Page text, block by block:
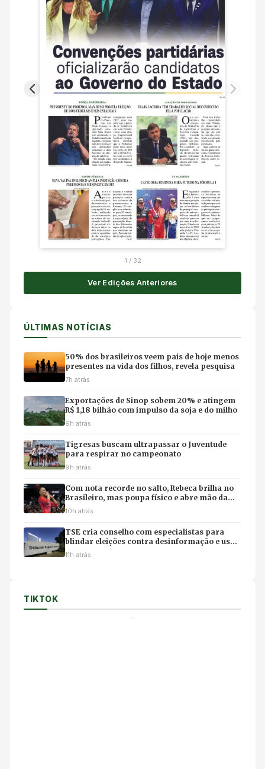
1 / 32
Ver Edições Anteriores
ÚLTIMAS NOTÍCIAS
50% dos brasileiros veem pais de hoje menos
presentes na vida dos filhos, revela pesquisa
7h atrás
Exportações de Sinop sobem 20% e atingem
R$ 1,18 bilhão com impulso da soja e do milho
9h atrás
Tigresas buscam ultrapassar o Juventude
para respirar no campeonato
9h atrás
Com nota recorde no salto, Rebeca brilha no
Brasileiro, mas poupa físico e abre mão da
final individual
10h atrás
TSE cria conselho com especialistas para
blindar eleições contra desinformação e uso
ilícito de IA
11h atrás
TIKTOK